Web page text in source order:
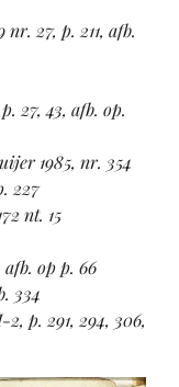
27, p. 211, afb.
27, 43, afb. op.
1985, nr. 354
227
nt. 15
afb. op p. 66
334
p. 291, 294, 306,